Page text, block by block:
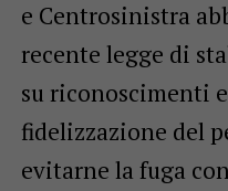
e Centrosinistra
recente legge di
su riconoscimenti
fidelizzazione del
evitarne la fuga